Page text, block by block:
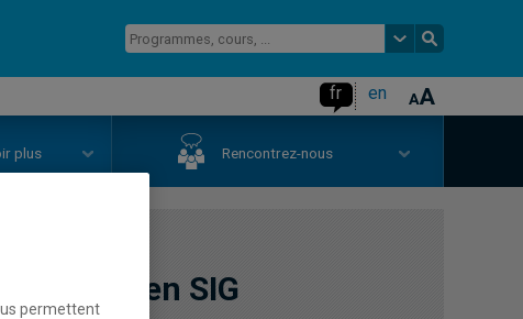
fr en
plus Rencontrez-nous
en SIG
permettent